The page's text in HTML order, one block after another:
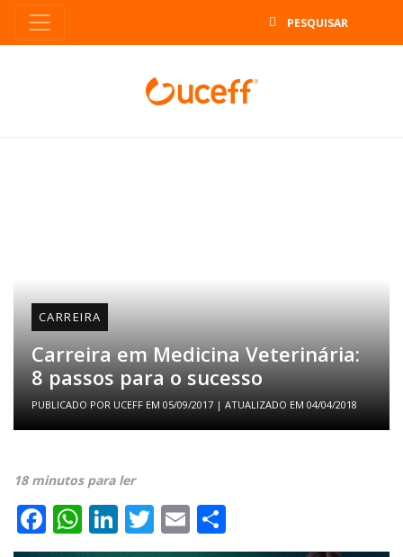
CARREIRA
Carreira em Medicina Veterinária:
8 passos para o sucesso
PUBLICADO POR UCEFF EM 05/09/2017 | ATUALIZADO EM 04/04/2018
18 minutos para ler
Facebook
WhatsApp
LinkedIn
Twitter
Email